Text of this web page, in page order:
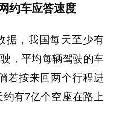
约车应答速度
据，我国每天至少有
，平均每辆驾驶的车
若按来回两个行程进
有7亿个空座在路上